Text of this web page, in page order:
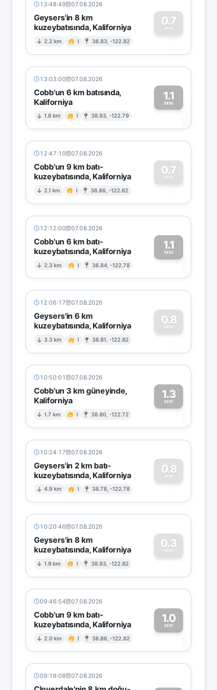
13:48:49 07.08.2026
Geysers'in 8 km
kuzeybatısında, Kaliforniya
2.2 km I 38.83, -122.82
0.7
MW
0
13:03:00 07.08.2026
Cobb'un 6 km batısında,
Kaliforniya
1.8 km I 38.83, -122.79
1.1
MW1
12:47:10 07.08.2026
Cobb'un 9 km batı-
kuzeybatısında, Kaliforniya
2.1 km I 38.86, -122.82
0.7
MW
0
12:12:00 07.08.2026
Cobb'un 6 km batı-
kuzeybatısında, Kaliforniya
2.3 km I 38.84, -122.78
1.1
MW1
12:06:17 07.08.2026
Geysers'in 6 km
kuzeybatısında, Kaliforniya
3.3 km I 38.81, -122.82
0.8
MW
0
10:50:01 07.08.2026
Cobb'un 3 km güneyinde,
Kaliforniya
1.7 km I 38.80, -122.72
1.3
MW1
10:24:17 07.08.2026
Geysers'in 2 km batı-
kuzeybatısında, Kaliforniya
4.9 km I 38.78, -122.78
0.8
MW
0
10:20:46 07.08.2026
Geysers'in 8 km
kuzeybatısında, Kaliforniya
1.9 km I 38.83, -122.82
0.3
MW
0
09:46:54 07.08.2026
Cobb'un 9 km batı-
kuzeybatısında, Kaliforniya
2.0 km I 38.86, -122.82
1.0
MW1
09:19:08 07.08.2026